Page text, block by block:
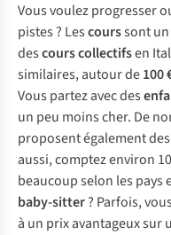
Vous voulez progresser
pistes ? Lescourssont
descours collectifsen
similaires, autour de100
Vous partez avec des
un peu moins cher. De
proposent également des
aussi, comptez environ
beaucoup selon les pays
baby-sitter? Parfois,
à un prix avantageux sur